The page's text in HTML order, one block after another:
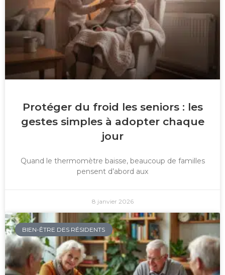
Protéger du froid les seniors : les
gestes simples à adopter chaque
jour
Quand le thermomètre baisse, beaucoup de familles
pensent d’abord aux
8 janvier 2026
BIEN-ÊTRE DES RÉSIDENTS